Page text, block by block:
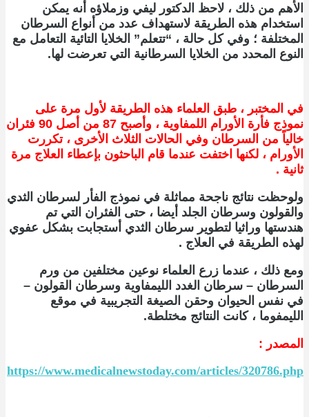
الأهم من ذلك ، لاحظ الدكتور ليفي وزملاؤه أنه يمكن
استخدام هذه الطريقة لاستهداف عدد من أنواع السرطان
المختلفة ؛ وفي كل حالة ، “تتعلم” الخلايا التائية التعامل مع
النوع المحدد من الخلايا السرطانية التي تعرضت لها.
في المختبر ، طبق العلماء هذه الطريقة لأول مرة على
نموذج فأرة الأورام اللمفاوية ، وأصبح 87 من أصل 90 فئران
خالياً من السرطان وفي الحالات الثلاث الأخرى ، تكررت
الأورام ، لكنها اختفت عندما قام الباحثون بإعطاء العلاج مرة
ثانية .
ولوحظت نتائج ناجحة مماثلة في نموذج الفأر لسرطان الثدي
والقولون وسرطان الجلد أيضا ، حتى الفئران التي تم
هندستها وراثيا لتطوير سرطان الثدي أستجابت بشكل عفوي
لهذه الطريقة في العلاج .
ومع ذلك ، عندما زرع العلماء نوعين مختلفين من ورم
السرطان – سرطان الغدد الليمفاوية وسرطان القولون –
في نفس الحيوان وحقن الصيغة التجريبية في موقع
الليمفوما ، كانت النتائج مختلطة.
المصدر :
https://www.medicalnewstoday.com/articles/320786.php